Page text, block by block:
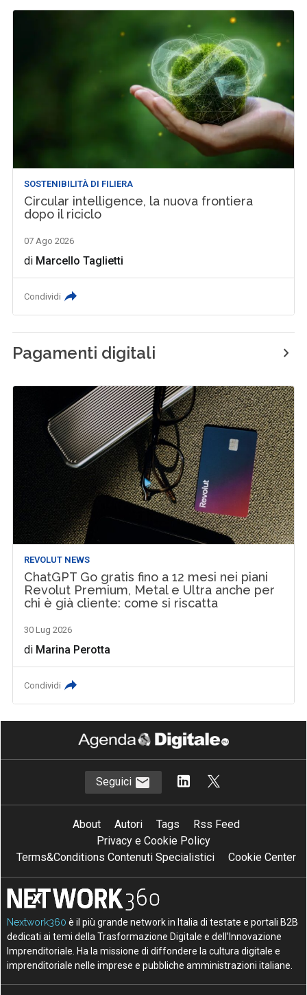
SOSTENIBILITÀ DI FILIERA
Circular intelligence, la nuova frontiera
dopo il riciclo
07 Ago 2026
di Marcello Taglietti
Condividi
Pagamenti digitali
REVOLUT NEWS
ChatGPT Go gratis fino a 12 mesi nei piani
Revolut Premium, Metal e Ultra anche per
chi è già cliente: come si riscatta
30 Lug 2026
di Marina Perotta
Condividi
Seguici
About Autori Tags
Rss Feed
Privacy e Cookie Policy
Terms&Conditions Contenuti Specialistici
Cookie Center
Nextwork360 è il più grande network in Italia di testate e portali B2B
dedicati ai temi della Trasformazione Digitale e dell’Innovazione
Imprenditoriale. Ha la missione di diffondere la cultura digitale e
imprenditoriale nelle imprese e pubbliche amministrazioni italiane.